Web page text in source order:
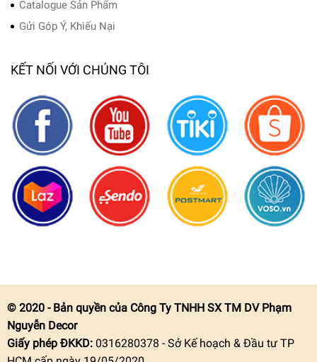
Catalogue Sản Phẩm
Gửi Góp Ý, Khiếu Nại
KẾT NỐI VỚI CHÚNG TÔI
© 2020 - Bản quyền của Công Ty TNHH SX TM DV Phạm
Nguyễn Decor
Giấy phép ĐKKD:0316280378 - Sở Kế hoạch & Đầu tư TP